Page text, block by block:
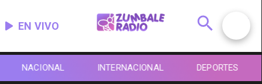
EN VIVO
NACIONAL INTERNACIONAL DEPORTES